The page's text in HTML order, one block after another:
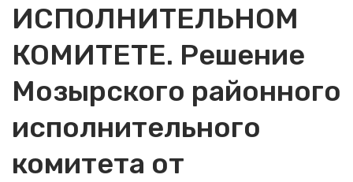
ИСПОЛНИТЕЛЬНОМ
КОМИТЕТЕ. Решение
Мозырского районного
исполнительного
комитета от